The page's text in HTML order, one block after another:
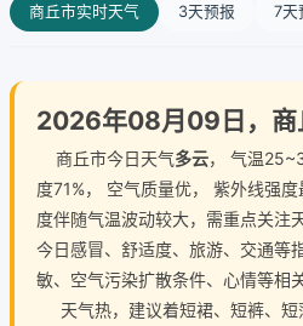
商丘市实时天气 3天预报 7天
2026年08月09日，商
商丘市今日天气多云， 气温
度71%， 空气质量优， 紫外线强
度伴随气温波动较大，需重点关注
今日感冒、舒适度、旅游、交通等
敏、空气污染扩散条件、心情等相
天气热，建议着短裙、短裤、短